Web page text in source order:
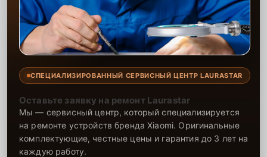
СПЕЦИАЛИЗИРОВАННЫЙ СЕРВИСНЫЙ ЦЕНТР LAURASTAR
Оставьте заявку на ремонт Laurastar
Мы — сервисный центр, который специализируется
на ремонте устройств бренда Xiaomi. Оригинальные
комплектующие, честные цены и гарантия до 3 лет на
каждую работу.